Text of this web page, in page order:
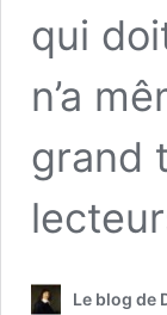
qui
n’a
grand
Le blog de